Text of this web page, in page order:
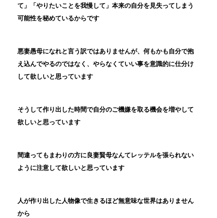
て」「やりたいことを我慢して」本来の自分を見失ってしまう
可能性を秘めているからです
悪妻愚母になれと言う訳ではありませんが、何もかも自分で抱
え込んでやるのではなく、やらなくていい事を意識的に仕分け
して欲しいと思っています
そうして作り出した時間で自分のご機嫌を取る機会を増やして
欲しいと思っています
間違ってもまわりの方に良妻賢母なんてレッテルを張られない
ように注意して欲しいと思っています
人が作り出した人物像で生きるほど無意味な世界はありません
から